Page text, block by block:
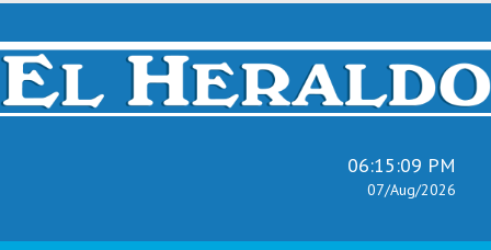
Skip
content
06:15:10 PM
07/Aug/2026